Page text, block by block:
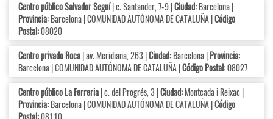
Centro público Salvador Seguí| c. Santander, 7-9 |Ciudad:Barcelona |
Provincia:Barcelona | COMUNIDAD AUTÓNOMA DE CATALUÑA |Código
Postal:08020
Centro privado Roca| av. Meridiana, 263 |Ciudad:Barcelona |Provincia:
Barcelona | COMUNIDAD AUTÓNOMA DE CATALUÑA |Código Postal:08027
Centro público La Ferreria| c. del Progrés, 3 |Ciudad:Montcada i Reixac |
Provincia:Barcelona | COMUNIDAD AUTÓNOMA DE CATALUÑA |Código